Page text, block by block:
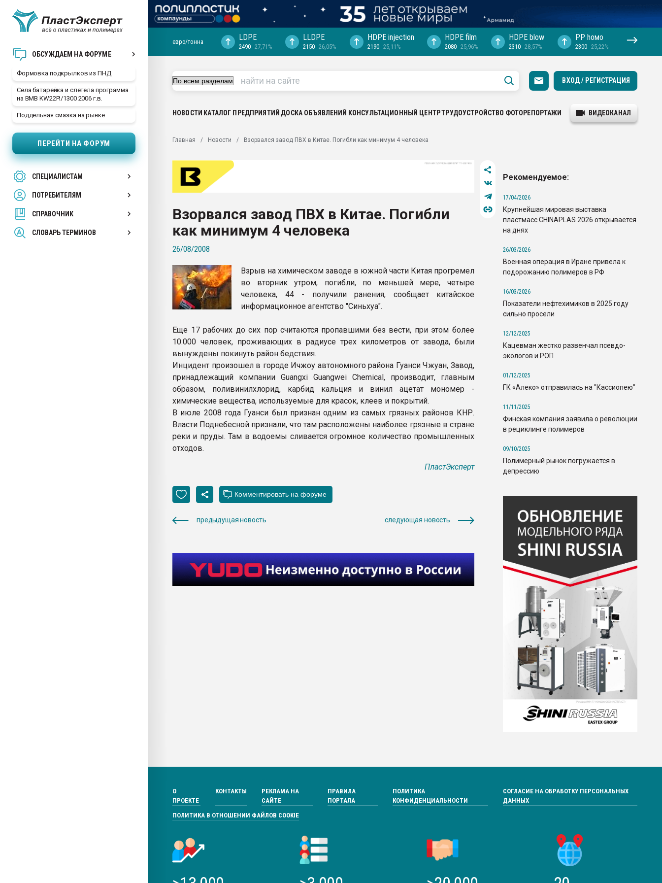
ОБСУЖДАЕМ НА ФОРУМЕ
Формовка подкрылков из ПНД
Села батарейка и слетела программа
на BMB KW22PI/1300 2006 г.в.
Поддельная смазка на рынке
ПЕРЕЙТИ НА ФОРУМ
СПЕЦИАЛИСТАМ
ПОТРЕБИТЕЛЯМ
СПРАВОЧНИК
СЛОВАРЬ ТЕРМИНОВ
29.07.2026 ФРП помог "Ижевскому
Вакуум-формовочные машины:
28.07.2026 Автоматизация выходит на
первый план в переработке
пластмасс
ситуацией на строительном рынке
Всё, что касается выдува ПЭТ
бутылок
ПЕРЕЙТИ НА ФОРУМ
евро/тонна LDPE
2490 27,71%
LLDPE
2150 26,05%
HDPE injection
2190 25,11%
HDPE film
2080 25,96%
HDPE blow
2310 28,57%
PP hомо
2300 25,22%
ВХОД / РЕГИСТРАЦИЯ
НОВОСТИ КАТАЛОГ ПРЕДПРИЯТИЙ ДОСКА ОБЪЯВЛЕНИЙ КОНСУЛЬТАЦИОННЫЙ ЦЕНТРТРУДОУСТРОЙСТВО ФОТОРЕПОРТАЖИ ВИДЕОКАНАЛ
Главная Новости Взорвался завод ПВХ в Китае. Погибли как минимум 4 человека
Взорвался завод ПВХ в Китае. Погибли
как минимум 4 человека
26/08/2008
Взрыв на химическом заводе в южной части Китая прогремел
во вторник утром, погибли, по меньшей мере, четыре
человека, 44 - получили ранения, сообщает китайское
информационное агентство "Синьхуа".
Еще 17 рабочих до сих пор считаются пропавшими без вести, при этом более
10.000 человек, проживающих в радиусе трех километров от завода, были
вынуждены покинуть район бедствия.
Инцидент произошел в городе Ичжоу автономного района Гуанси Чжуан, Завод,
принадлежащий компании Guangxi Guangwei Chemical, производит, главным
образом, поливинилхлорид, карбид кальция и винил ацетат мономер -
химические вещества, используемые для красок, клеев и покрытий.
В июле 2008 года Гуанси был признан одним из самых грязных районов КНР.
Власти Поднебесной признали, что там расположены наиболее грязные в стране
реки и пруды. Там в водоемы сливается огромное количество промышленных
отходов.
ПластЭксперт
предыдущая новость следующая новость
Рекомендуемое:
17/04/2026
Крупнейшая мировая выставка
пластмасс CHINAPLAS 2026 открывается
на днях
26/03/2026
Военная операция в Иране привела к
подорожанию полимеров в РФ
16/03/2026
Показатели нефтехимиков в 2025 году
сильно просели
12/12/2025
Кацевман жестко развенчал псевдо-
экологов и РОП
01/12/2025
ГК «Алеко» отправилась на "Кассиопею"
11/11/2025
Финская компания заявила о революции
в рециклинге полимеров
09/10/2025
Полимерный рынок погружается в
депрессию
О
ПРОЕКТЕ
КОНТАКТЫ
РЕКЛАМА НА
САЙТЕ
ПРАВИЛА
ПОРТАЛА
ПОЛИТИКА
КОНФИДЕНЦИАЛЬНОСТИ
СОГЛАСИЕ НА ОБРАБОТКУ ПЕРСОНАЛЬНЫХ
ДАННЫХ
ПОЛИТИКА В ОТНОШЕНИИ ФАЙЛОВ COOKIE